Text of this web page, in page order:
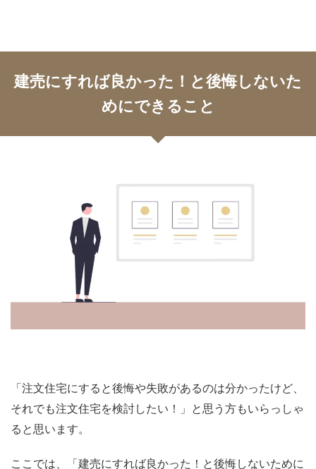
建売にすれば良かった！と後悔しないた
めにできること
「注文住宅にすると後悔や失敗があるのは分かったけど、
それでも注文住宅を検討したい！」と思う方もいらっしゃ
ると思います。
ここでは、「建売にすれば良かった！と後悔しないために